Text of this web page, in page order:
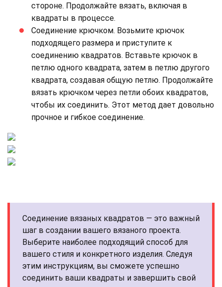
стороне. Продолжайте вязать, включая в
квадраты в процессе.
Соединение крючком. Возьмите крючок
подходящего размера и приступите к
соединению квадратов. Вставьте крючок в
петлю одного квадрата, затем в петлю другого
квадрата, создавая общую петлю. Продолжайте
вязать крючком через петли обоих квадратов,
чтобы их соединить. Этот метод дает довольно
прочное и гибкое соединение.
Соединение вязаных квадратов — это важный
шаг в создании вашего вязаного проекта.
Выберите наиболее подходящий способ для
вашего стиля и конкретного изделия. Следуя
этим инструкциям, вы сможете успешно
соединить ваши квадраты и завершить свой